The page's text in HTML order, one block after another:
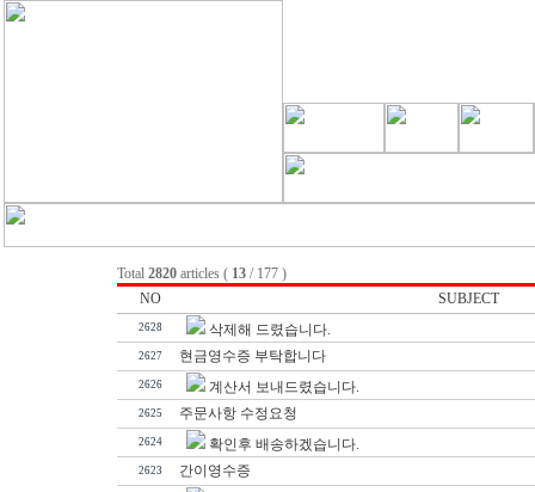
Total 2820 articles ( 13 / 177 )
NO
SUBJECT
2628 삭제해 드렸습니다.
2627 현금영수증 부탁합니다
2626 계산서 보내드렸습니다.
2625 주문사항 수정요청
2624 확인후 배송하겠습니다.
2623 간이영수증